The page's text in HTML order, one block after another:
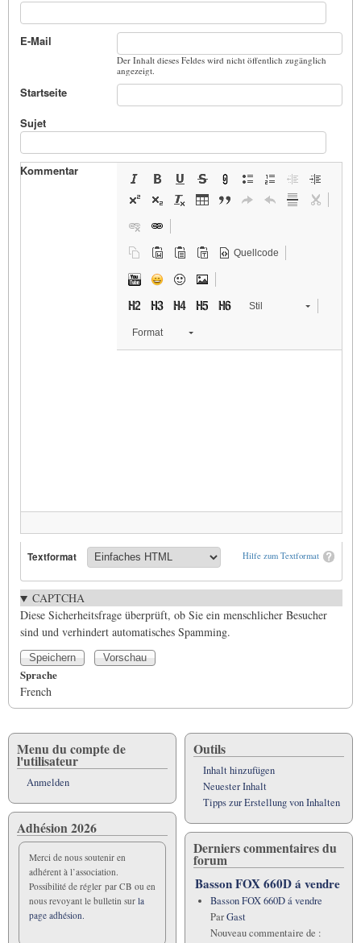
E-Mail
Der Inhalt dieses Feldes wird nicht öffentlich zugänglich
angezeigt.
Startseite
Sujet
Kommentar
Quellcode
Stil
Format
Hilfe zum Textformat
Textformat
CAPTCHA
Diese Sicherheitsfrage überprüft, ob Sie ein menschlicher Besucher
sind und verhindert automatisches Spamming.
Sprache
French
Menu du compte de
l'utilisateur
Anmelden
Adhésion 2026
Merci de nous soutenir en
adhérent à l’association.
Possibilité de régler par CB ou en
nous revoyant le bulletin sur la
page adhésion.
Outils
Inhalt hinzufügen
Neuester Inhalt
Tipps zur Erstellung von Inhalten
Derniers commentaires du
forum
Basson FOX 660D á vendre
Basson FOX 660D á vendre
ParGast
Nouveau commentaire de :